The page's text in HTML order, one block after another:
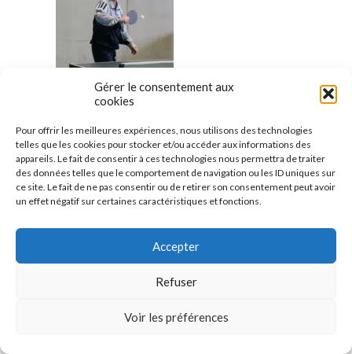
Gérer le consentement aux
cookies
Pour offrir les meilleures expériences, nous utilisons des technologies
telles que les cookies pour stocker et/ou accéder aux informations des
appareils. Le fait de consentir à ces technologies nous permettra de traiter
des données telles que le comportement de navigation ou les ID uniques sur
ce site. Le fait de ne pas consentir ou de retirer son consentement peut avoir
un effet négatif sur certaines caractéristiques et fonctions.
Accepter
Refuser
Voir les préférences